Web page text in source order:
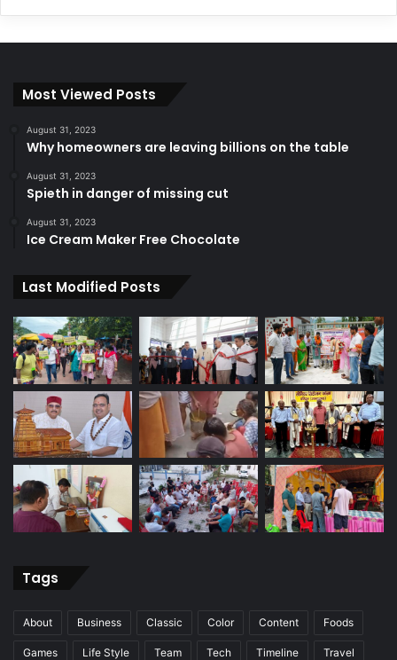
Most Viewed Posts
August 31, 2023
Why homeowners are leaving billions on the table
August 31, 2023
Spieth in danger of missing cut
August 31, 2023
Ice Cream Maker Free Chocolate
Last Modified Posts
Tags
About Business Classic Color Content Foods
Games Life Style Team Tech Timeline Travel